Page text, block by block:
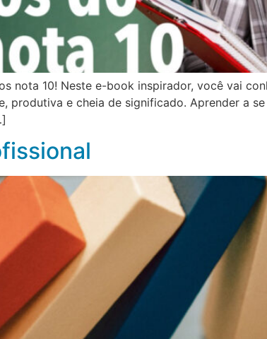
nota 10! Neste e-book inspirador, você vai
produtiva e cheia de significado. Aprender a